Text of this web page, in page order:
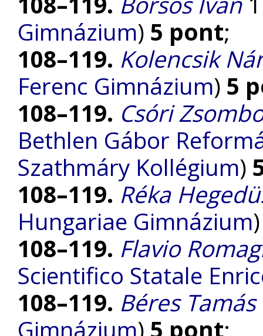
Gimnázium) 5 pont;
108–119. Kolencsik
Ferenc Gimnázium) 5
108–119. Csóri
Bethlen Gábor
Szathmáry Kollégium)
108–119. Réka
Hungariae Gimnázium
108–119. Flavio
Scientifico Statale
108–119. Béres Tamás
Gimnázium) 5 pont;